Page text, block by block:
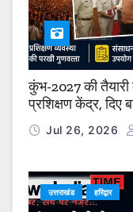
कुंभ-2027 की
प्रशिक्षण केंद्र, दिए
Jul 26, 2026
उत्तराखंड हरिद्वार